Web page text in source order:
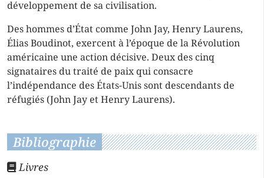
développement de sa civilisation.
Des hommes d’État comme John Jay, Henry Laurens,
Élias Boudinot, exercent à l’époque de la Révolution
américaine une action décisive. Deux des cinq
signataires du traité de paix qui consacre
l’indépendance des États-Unis sont descendants de
réfugiés (John Jay et Henry Laurens).
Bibliographie
Livres